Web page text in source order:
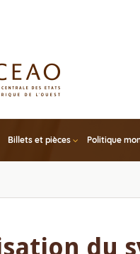
Billets et pièces Politique
du